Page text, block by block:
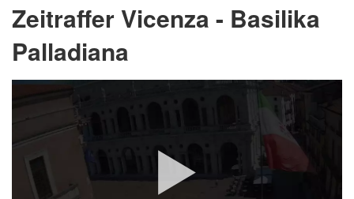
Zeitraffer Vicenza - Basilika
Palladiana